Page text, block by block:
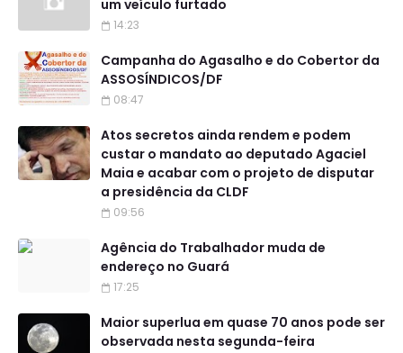
um veículo furtado
14:23
Campanha do Agasalho e do Cobertor da
ASSOSÍNDICOS/DF
08:47
Atos secretos ainda rendem e podem
custar o mandato ao deputado Agaciel
Maia e acabar com o projeto de disputar
a presidência da CLDF
09:56
Agência do Trabalhador muda de
endereço no Guará
17:25
Maior superlua em quase 70 anos pode ser
observada nesta segunda-feira